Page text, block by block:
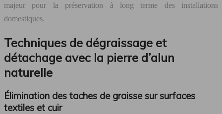
majeur pour la préservation à long terme des installations
domestiques.
Techniques de dégraissage et
détachage avec la pierre d’alun
naturelle
Élimination des taches de graisse sur surfaces
textiles et cuir